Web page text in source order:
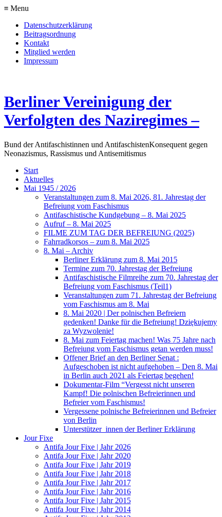
≡ Menu
Datenschutzerklärung
Beitragsordnung
Kontakt
Mitglied werden
Impressum
Berliner Vereinigung der
Verfolgten des Naziregimes –
Bund der Antifaschistinnen und AntifaschistenKonsequent gegen
Neonazismus, Rassismus und Antisemitismus
Start
Aktuelles
Mai 1945 / 2026
Veranstaltungen zum 8. Mai 2026, 81. Jahrestag der
Befreiung vom Faschismus
Antifaschistische Kundgebung – 8. Mai 2025
Aufruf – 8. Mai 2025
FILME ZUM TAG DER BEFREIUNG (2025)
Fahrradkorsos – zum 8. Mai 2025
8. Mai – Archiv
Berliner Erklärung zum 8. Mai 2015
Termine zum 70. Jahrestag der Befreiung
Antifaschistische Filmreihe zum 70. Jahrestag der
Befreiung vom Faschismus (Teil1)
Veranstaltungen zum 71. Jahrestag der Befreiung
vom Faschismus am 8. Mai
8. Mai 2020 | Der polnischen Befreiern
gedenken! Danke für die Befreiung! Dziękujemy
za Wyzwolenie!
8. Mai zum Feiertag machen! Was 75 Jahre nach
Befreiung vom Faschismus getan werden muss!
Offener Brief an den Berliner Senat :
Aufgeschoben ist nicht aufgehoben – Den 8. Mai
in Berlin auch 2021 als Feiertag begehen!
Dokumentar-Film “Vergesst nicht unseren
Kampf! Die polnischen Befreierinnen und
Befreier vom Faschismus!
Vergessene polnische Befreierinnen und Befreier
von Berlin
Unterstützer_innen der Berliner Erklärung
Jour Fixe
Antifa Jour Fixe | Jahr 2026
Antifa Jour Fixe | Jahr 2020
Antifa Jour Fixe | Jahr 2019
Antifa Jour Fixe | Jahr 2018
Antifa Jour Fixe | Jahr 2017
Antifa Jour Fixe | Jahr 2016
Antifa Jour Fixe | Jahr 2015
Antifa Jour Fixe | Jahr 2014